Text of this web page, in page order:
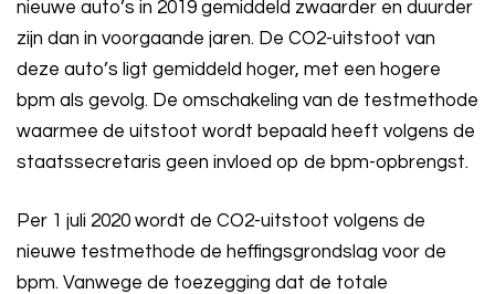
nieuwe auto’s in 2019 gemiddeld zwaarder en duurder
zijn dan in voorgaande jaren. De CO2-uitstoot van
deze auto’s ligt gemiddeld hoger, met een hogere
bpm als gevolg. De omschakeling van de testmethode
waarmee de uitstoot wordt bepaald heeft volgens de
staatssecretaris geen invloed op de bpm-opbrengst.
Per 1 juli 2020 wordt de CO2-uitstoot volgens de
nieuwe testmethode de heffingsgrondslag voor de
bpm. Vanwege de toezegging dat de totale